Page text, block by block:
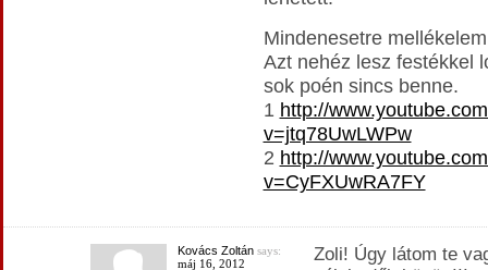
Mindenesetre
Azt nehéz lesz festékkel
sok poén sincs benne.
1 http://
v=jtq78UwLWPw
2 http://
v=CyFXUwRA7FY
Kovács Zoltánsays:
máj 16, 2012
Zoli! Úgy látom te